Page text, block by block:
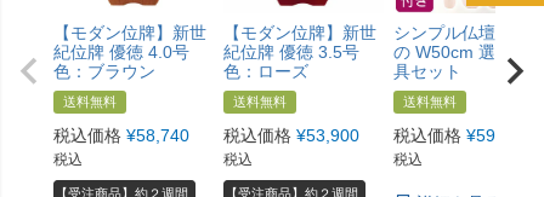
【モダン位牌】新世
紀位牌 優徳 4.0号
色：ブラウン
送料無料
税込価格 ¥58,740
税込
【受注商品】約２週間
【モダン位牌】新世
紀位牌 優徳 3.5号
色：ローズ
送料無料
税込価格 ¥53,900
税込
【受注商品】約２週間
シンプル仏壇 あけ
の W50cm 選べる
具セット
送料無料
税込価格 ¥59,800
税込